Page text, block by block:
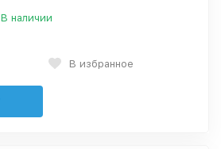
В наличии
В избранное